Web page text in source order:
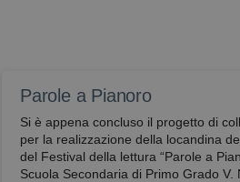
Parole a Pianoro
Si è appena concluso il progetto di
per la realizzazione della locandina
del Festival della lettura “Parole a
Scuola Secondaria di Primo Grado V.
il browser ha o